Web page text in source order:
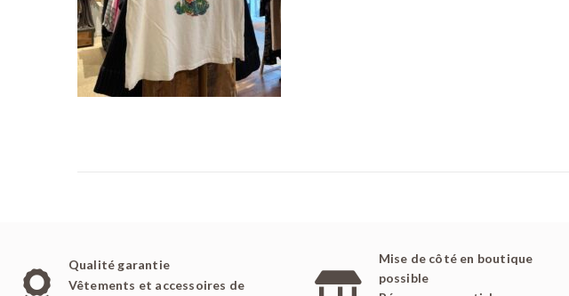
Qualité garantie
Vêtements et accessoires de
Mise de côté en boutique
possible